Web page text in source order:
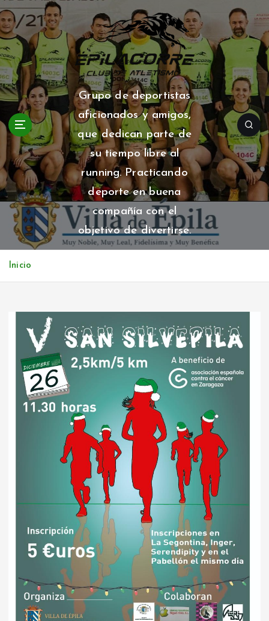
S
a
l
t
a
r
a
l
e
n
i
Grupo de deportistas
aficionados y amigos,
que dedican parte de
su tiempo libre al
running. Practicando
deporte en buena
compañía con el
objetivo de divertirse.
Inicio